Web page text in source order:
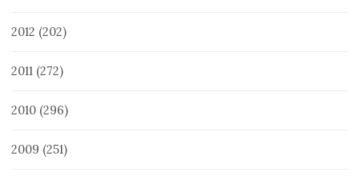
2012 (202)
2011 (272)
2010 (296)
2009 (251)